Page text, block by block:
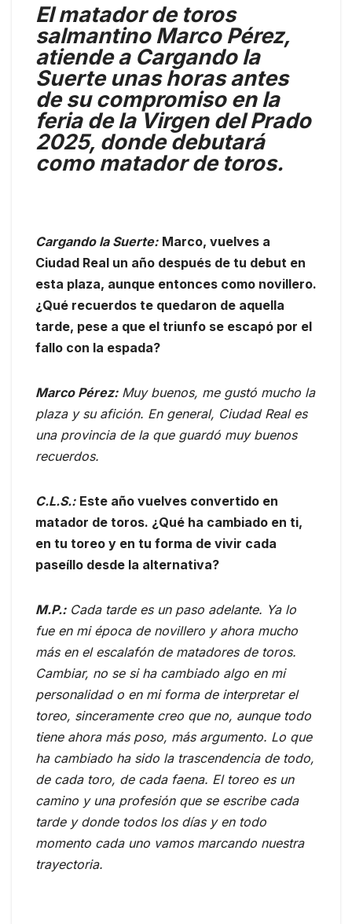
El matador de toros
salmantino Marco Pérez,
atiende a Cargando la
Suerte unas horas antes
de su compromiso en la
feria de la Virgen del Prado
2025, donde debutará
como matador de toros.
Cargando la Suerte: Marco, vuelves a
Ciudad Real un año después de tu debut en
esta plaza, aunque entonces como novillero.
¿Qué recuerdos te quedaron de aquella
tarde, pese a que el triunfo se escapó por el
fallo con la espada?
Marco Pérez: Muy buenos, me gustó mucho la
plaza y su afición. En general, Ciudad Real es
una provincia de la que guardó muy buenos
recuerdos.
C.L.S.: Este año vuelves convertido en
matador de toros. ¿Qué ha cambiado en ti,
en tu toreo y en tu forma de vivir cada
paseíllo desde la alternativa?
M.P.: Cada tarde es un paso adelante. Ya lo
fue en mi época de novillero y ahora mucho
más en el escalafón de matadores de toros.
Cambiar, no se si ha cambiado algo en mi
personalidad o en mi forma de interpretar el
toreo, sinceramente creo que no, aunque todo
tiene ahora más poso, más argumento. Lo que
ha cambiado ha sido la trascendencia de todo,
de cada toro, de cada faena. El toreo es un
camino y una profesión que se escribe cada
tarde y donde todos los días y en todo
momento cada uno vamos marcando nuestra
trayectoria.